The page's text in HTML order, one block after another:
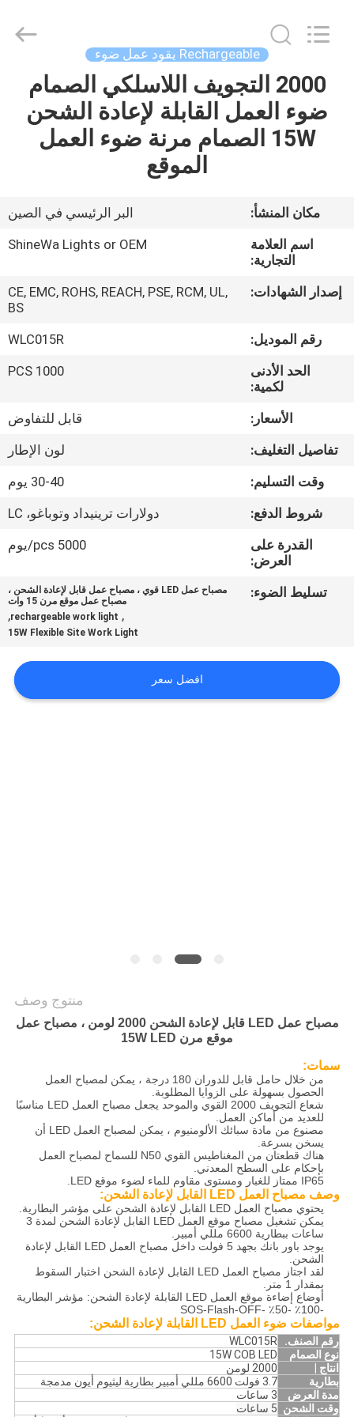
المنزل
المنتجات
حولنا
جولة
المصنع
الجودة
أخبار
القضايا
الموقع
Reserved.
Rechargeable يقود عمل ضوء
2000 التجويف اللاسلكي الصمام
ضوء العمل القابلة لإعادة الشحن
15W الصمام مرنة ضوء العمل
الموقع
مكان المنشأ:
البر الرئيسي في الصين
اسم العلامة
التجارية:
ShineWa Lights or OEM
إصدار الشهادات:
CE, EMC, ROHS, REACH, PSE, RCM, UL,
BS
رقم الموديل:
WLC015R
الحد الأدنى
لكمية:
1000 PCS
الأسعار:
قابل للتفاوض
تفاصيل التغليف:
لون الإطار
وقت التسليم:
30-40 يوم
شروط الدفع:
دولارات ترينيداد وتوباغو، LC
القدرة على
العرض:
5000 pcs/يوم
تسليط الضوء:
مصباح عمل LED قوي ، مصباح عمل قابل لإعادة الشحن ،
مصباح عمل موقع مرن 15 وات
,
rechargeable work light
,
15W Flexible Site Work Light
افضل سعر
منتوج وصف
مصباح عمل LED قابل لإعادة الشحن 2000 لومن ، مصباح عمل
موقع مرن 15W LED
سمات:
من خلال حامل قابل للدوران 180 درجة ، يمكن لمصباح العمل
الحصول بسهولة على الزوايا المطلوبة.
شعاع التجويف 2000 القوي والموحد يجعل مصباح العمل LED مناسبًا
للعديد من أماكن العمل.
مصنوع من مادة سبائك الألومنيوم ، يمكن لمصباح العمل LED أن
يسخن بسرعة.
هناك قطعتان من المغناطيس القوي N50 للسماح لمصباح العمل
بإحكام على السطح المعدني.
IP65 ممتاز للغبار ومستوى مقاوم للماء لضوء موقع LED.
وصف مصباح العمل LED القابل لإعادة الشحن:
يحتوي مصباح العمل LED القابل لإعادة الشحن على مؤشر البطارية.
يمكن تشغيل مصباح موقع العمل LED القابل لإعادة الشحن لمدة 3
ساعات ببطارية 6600 مللي أمبير.
يوجد باور بانك بجهد 5 فولت داخل مصباح العمل LED القابل لإعادة
الشحن.
لقد اجتاز مصباح العمل LED القابل لإعادة الشحن اختبار السقوط
بمقدار 1 متر.
أوضاع إضاءة موقع العمل LED القابلة لإعادة الشحن: مؤشر البطارية
-100٪ -50٪ -SOS-Flash-OFF
مواصفات ضوء العمل LED القابلة لإعادة الشحن:
رقم الصنف.
WLC015R
نوع الصمام
15W COB LED
انتاج |
2000 لومن
بطارية
3.7 فولت 6600 مللي أمبير بطارية ليثيوم أيون مدمجة
مدة العرض
3 ساعات
وقت الشحن 5 ساعات